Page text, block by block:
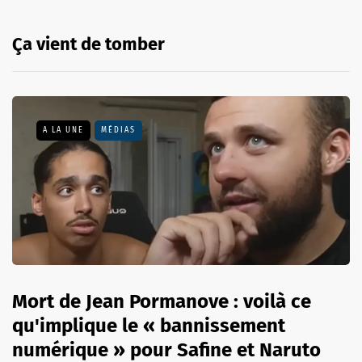
Ça vient de tomber
A LA UNE MÉDIAS
Mort de Jean Pormanove : voilà ce
qu'implique le « bannissement
numérique » pour Safine et Naruto